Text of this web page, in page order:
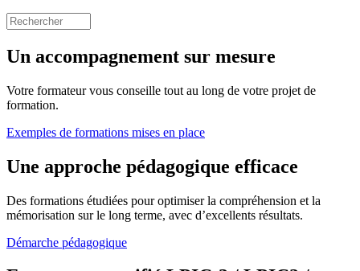
Un accompagnement sur mesure
Votre formateur vous conseille tout au long de votre projet de
formation.
Exemples de formations mises en place
Une approche pédagogique efficace
Des formations étudiées pour optimiser la compréhension et la
mémorisation sur le long terme, avec d’excellents résultats.
Démarche pédagogique